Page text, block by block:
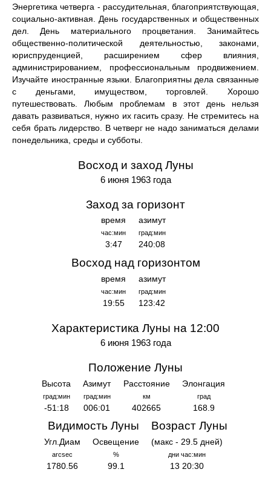
Энергетика четверга - рассудительная, благоприятствующая,
социально-активная. День государственных и общественных
дел. День материального процветания. Занимайтесь
общественно-политической деятельностью, законами,
юриспруденцией, расширением сфер влияния,
администрированием, профессиональным продвижением.
Изучайте иностранные языки. Благоприятны дела связанные
с деньгами, имуществом, торговлей. Хорошо
путешествовать. Любым проблемам в этот день нельзя
давать развиваться, нужно их гасить сразу. Не стремитесь на
себя брать лидерство. В четверг не надо заниматься делами
понедельника, среды и субботы.
Восход и заход Луны
6 июня 1963 года
Заход за горизонт
время
час:мин
3:47
азимут
град:мин
240:08
Восход над горизонтом
время
час:мин
19:55
азимут
град:мин
123:42
Характеристика Луны на 12:00
6 июня 1963 года
Положение Луны
Высота
град:мин
-51:18
Азимут
град:мин
006:01
Расстояние
км
402665
Элонгация
град
168.9
Видимость Луны
Угл.Диам
arcsec
1780.56
Освещение
%
99.1
Возраст Луны
(макс - 29.5 дней)
дни час:мин
13 20:30